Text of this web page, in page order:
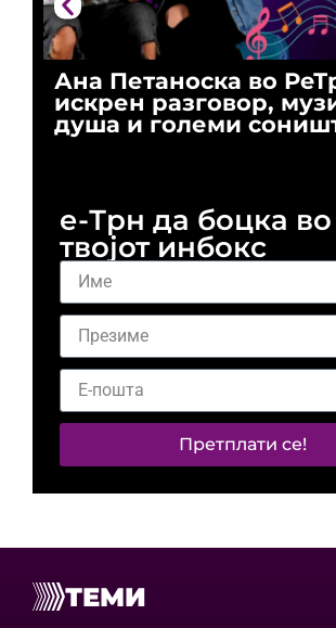
Ана Петаноска во
искрен разговор,
душа и големи
е-Трн да боцка во
твојот инбокс
Претплати се!
ТЕМИ